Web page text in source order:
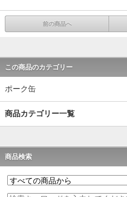
前の商品へ
この商品のカテゴリー
ポーク缶
商品カテゴリー一覧
商品検索